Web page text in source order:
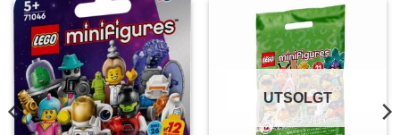
UTSOLGT